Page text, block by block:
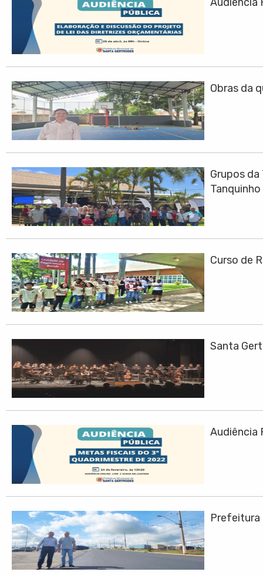
Obras da
Grupos
Tanquinho
Curso de
Santa
Audiência
Prefeitura